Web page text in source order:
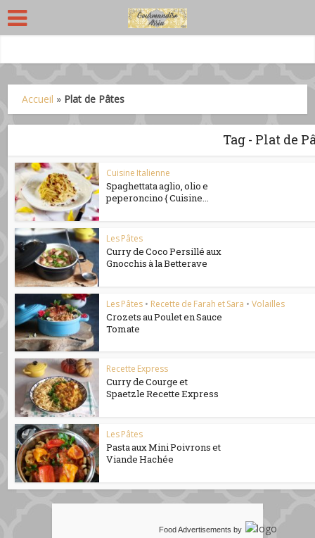
Accueil » Plat de Pâtes
Tag - Plat de
Cuisine Italienne
Spaghettata aglio, olio e
peperoncino { Cuisine...
Les Pâtes
Curry de Coco Persillé aux
Gnocchis à la Betterave
Les Pâtes • Recette de Farah et Sara • Volailles
Crozets au Poulet en Sauce
Tomate
Recette Express
Curry de Courge et
Spaetzle Recette Express
Les Pâtes
Pasta aux Mini Poivrons et
Viande Hachée
Food Advertisements by